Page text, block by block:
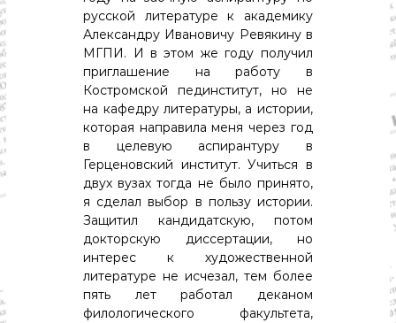
русской литературе к академику
Александру Ивановичу Ревякину в
МГПИ. И в этом же году получил
приглашение на работу в
Костромской пединститут, но не
на кафедру литературы, а истории,
которая направила меня через год
в целевую аспирантуру в
Герценовский институт. Учиться в
двух вузах тогда не было принято,
я сделал выбор в пользу истории.
Защитил кандидатскую, потом
докторскую диссертации, но
интерес к художественной
литературе не исчезал, тем более
пять лет работал деканом
филологического факультета,